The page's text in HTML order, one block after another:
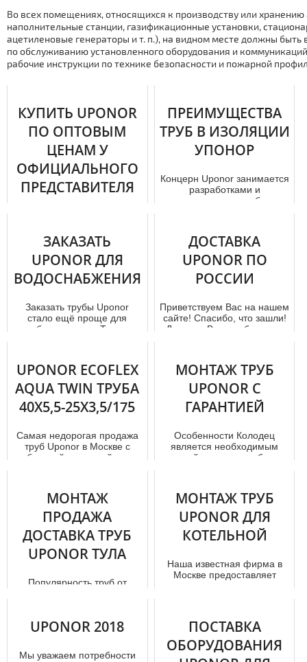
Во всех помещениях, относящихся к производству или
наполнительные станции, газификационные установки,
ацетиленовые генераторы и т. п.), на видном месте должны
по обслуживанию установленного оборудования и
рабочие инструкции по технике безопасности и пожарной
КУПИТЬ UPONOR
ПО ОПТОВЫМ
ЦЕНАМ У
ОФИЦИАЛЬНОГО
ПРЕДСТАВИТЕЛЯ
сможете заказать их здесь.
Бесплатные консульта...
ПРЕИМУЩЕСТВА
ТРУБ В ИЗОЛЯЦИИ
УПОНОР
Концерн Uponor занимается
разработками и
производством труб для
ЗАКАЗАТЬ
UPONOR ДЛЯ
ВОДОСНАБЖЕНИЯ
Заказать тpубы Uponor
стало ещё проще для
любого клиента. Так как
ДОСТАВКА
UPONOR ПО
РОССИИ
Приветствуем Вас на нашем
сайте! Спасибо, что зашли!
Думаем, Вам тут будет не
UPONOR ECOFLEX
AQUA TWIN ТРУБА
40X5,5-25X3,5/175
Самая недорогая продажа
тpуб Uponor в Москве с
быстрой доставкой – в
МОНТАЖ ТРУБ
UPONOR С
ГАРАНТИЕЙ
Особенности Колодец
является необходимым
устройством для добычи
МОНТАЖ
ПРОДАЖА
ДОСТАВКА ТРУБ
UPONOR ТУЛА
Популярность тpуб от
скандинавс...
МОНТАЖ ТРУБ
UPONOR ДЛЯ
КОТЕЛЬНОЙ
Наша известная фирма в
Москве предоставляет
UPONOR 2018
Мы уважаем потребности
ПОСТАВКА
ОБОРУДОВАНИЯ